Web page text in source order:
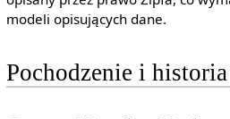
modeli opisujących dane.
Pochodzenie i